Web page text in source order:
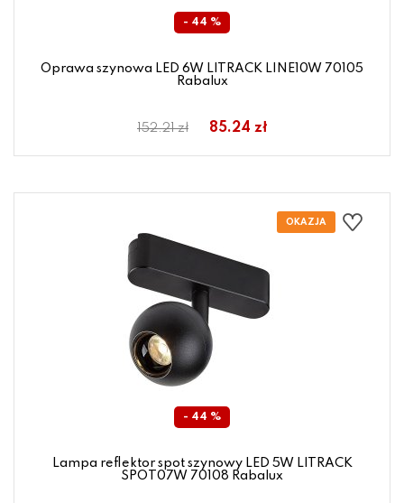
- 44 %
Oprawa szynowa LED 6W LITRACK LINE10W 70105
Rabalux
152.21 zł 85.24 zł
- 44 %
Lampa reflektor spot szynowy LED 5W LITRACK
SPOT07W 70108 Rabalux